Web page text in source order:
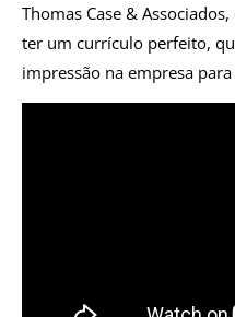
Thomas Case &
ter um currículo perfeito,
impressão na empresa